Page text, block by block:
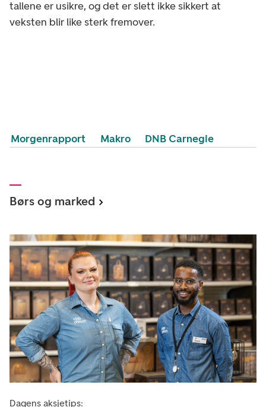
tallene er usikre, og det er slett ikke sikkert at
veksten blir like sterk fremover.
Morgenrapport Makro DNB Carnegie
Børs og marked
Dagens aksjetips: